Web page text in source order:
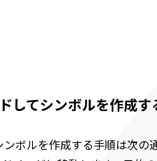
してシンボルを作成す
ボルを作成する手順は次